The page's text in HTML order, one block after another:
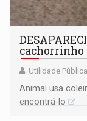
cachorrinho
Utilidade Pública
Animal usa
encontrá-lo